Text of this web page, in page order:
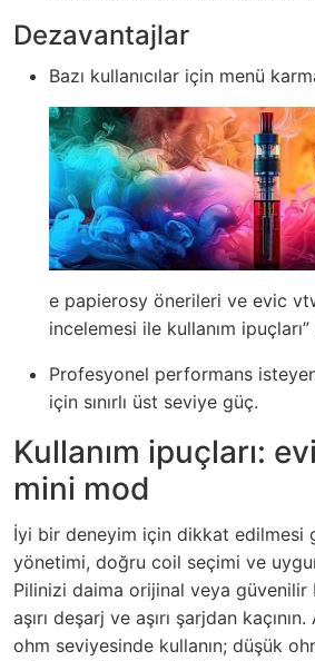
Dezavantajlar
Bazı kullanıcılar için menü
e papierosy önerileri ve evic
incelemesi ile kullanım
Profesyonel performans
için sınırlı üst seviye güç.
Kullanım ipuçları:
mini mod
İyi bir deneyim için dikkat edilmesi
yönetimi, doğru coil seçimi ve
Pilinizi daima orijinal veya güvenilir
aşırı deşarj ve aşırı şarjdan
ohm seviyesinde kullanın; düşük